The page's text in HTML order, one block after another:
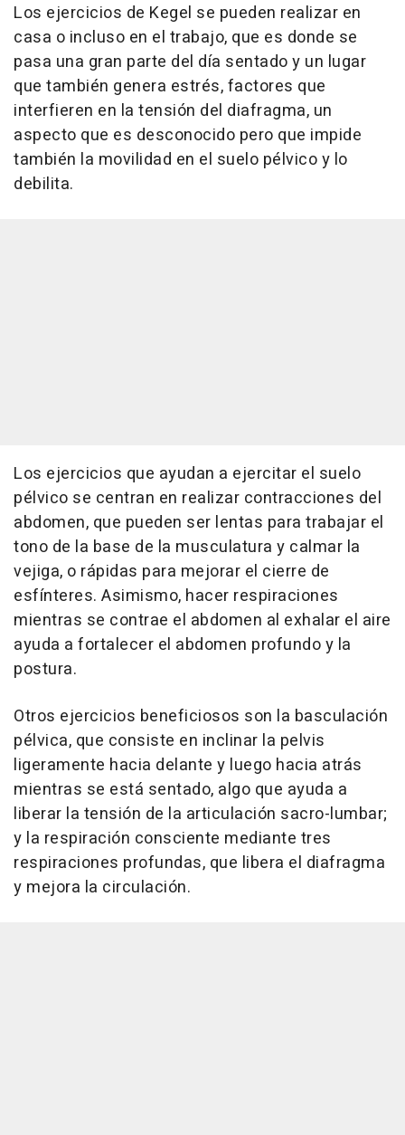
Los ejercicios de Kegel se pueden realizar en
casa o incluso en el trabajo, que es donde se
pasa una gran parte del día sentado y un lugar
que también genera estrés, factores que
interfieren en la tensión del diafragma, un
aspecto que es desconocido pero que impide
también la movilidad en el suelo pélvico y lo
debilita.
Los ejercicios que ayudan a ejercitar el suelo
pélvico se centran en realizar contracciones del
abdomen, que pueden ser lentas para trabajar el
tono de la base de la musculatura y calmar la
vejiga, o rápidas para mejorar el cierre de
esfínteres. Asimismo, hacer respiraciones
mientras se contrae el abdomen al exhalar el aire
ayuda a fortalecer el abdomen profundo y la
postura.
Otros ejercicios beneficiosos son la basculación
pélvica, que consiste en inclinar la pelvis
ligeramente hacia delante y luego hacia atrás
mientras se está sentado, algo que ayuda a
liberar la tensión de la articulación sacro-lumbar;
y la respiración consciente mediante tres
respiraciones profundas, que libera el diafragma
y mejora la circulación.